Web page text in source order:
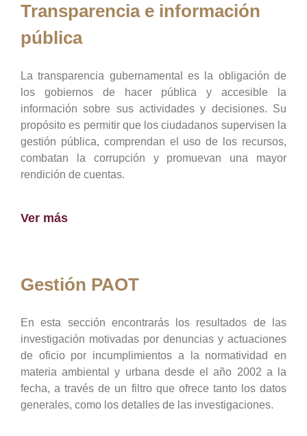
Transparencia e información
pública
La transparencia gubernamental es la obligación de
los gobiernos de hacer pública y accesible la
información sobre sus actividades y decisiones. Su
propósito es permitir que los ciudadanos supervisen la
gestión pública, comprendan el uso de los recursos,
combatan la corrupción y promuevan una mayor
rendición de cuentas.
Ver más
Gestión PAOT
En esta sección encontrarás los resultados de las
investigación motivadas por denuncias y actuaciones
de oficio por incumplimientos a la normatividad en
materia ambiental y urbana desde el año 2002 a la
fecha, a través de un filtro que ofrece tanto los datos
generales, como los detalles de las investigaciones.